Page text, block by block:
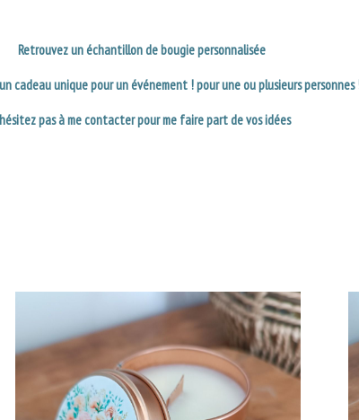
Retrouvez un échantillon de bougie personnalisée
cadeau unique pour un événement ! pour une ou plusieurs personnes
pas à me contacter pour me faire part de vos idées